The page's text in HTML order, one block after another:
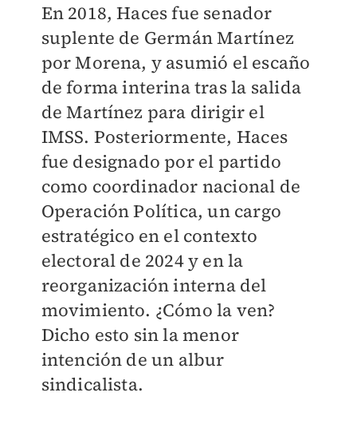
En 2018, Haces fue senador
suplente de Germán Martínez
por Morena, y asumió el escaño
de forma interina tras la salida
de Martínez para dirigir el
IMSS. Posteriormente, Haces
fue designado por el partido
como coordinador nacional de
Operación Política, un cargo
estratégico en el contexto
electoral de 2024 y en la
reorganización interna del
movimiento. ¿Cómo la ven?
Dicho esto sin la menor
intención de un albur
sindicalista.